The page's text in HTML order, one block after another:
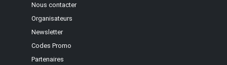
Nous contacter
Organisateurs
Newsletter
Codes Promo
Partenaires